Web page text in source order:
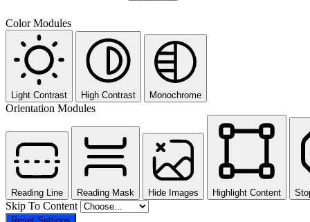
Color Modules
Light Contrast High Contrast Monochrome
Orientation Modules
Reading Line Reading Mask Hide Images Highlight Content
Skip To Content